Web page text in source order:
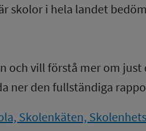
skolor i hela landet
och vill förstå mer om
ner den fullständiga
Skolenkäten,